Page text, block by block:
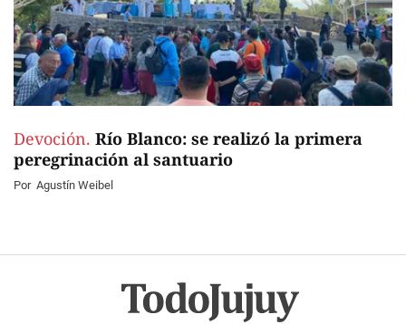
Devoción. Río Blanco: se realizó la primera
peregrinación al santuario
Por Agustín Weibel